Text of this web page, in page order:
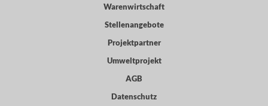
Warenwirtschaft
Stellenangebote
Projektpartner
Umweltprojekt
AGB
Datenschutz